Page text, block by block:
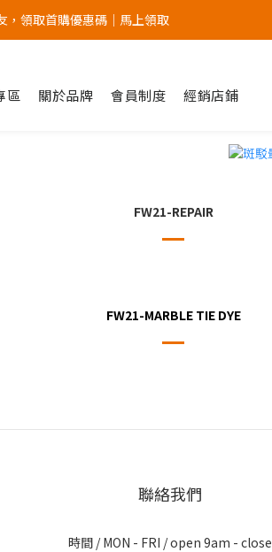
會員，首次購買 " 免運 "
，領取首購優惠碼｜馬上領取
區 關於品牌 會員制度 經銷店鋪
FW21-REPAIR
FW21-MARBLE TIE DYE
聯絡我們
時間 / MON - FRI / open 9am - close